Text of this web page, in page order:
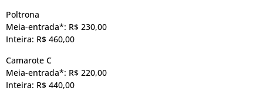
Poltrona
Meia-entrada*: R$ 230,00
Inteira: R$ 460,00
Camarote C
Meia-entrada*: R$ 220,00
Inteira: R$ 440,00